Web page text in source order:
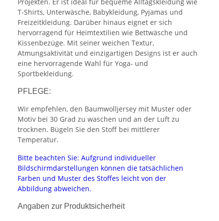
T-Shirts, Unterwäsche, Babykleidung, Pyjamas und
Freizeitkleidung. Darüber hinaus eignet er sich
hervorragend für Heimtextilien wie Bettwäsche und
Kissenbezüge. Mit seiner weichen Textur,
Atmungsaktivität und einzigartigen Designs ist er auch
eine hervorragende Wahl für Yoga- und
Sportbekleidung.
PFLEGE:
Wir empfehlen, den Baumwolljersey mit Muster oder
Motiv bei 30 Grad zu waschen und an der Luft zu
trocknen. Bügeln Sie den Stoff bei mittlerer
Temperatur.
Bitte beachten Sie: Aufgrund individueller
Bildschirmdarstellungen können die tatsächlichen
Farben und Muster des Stoffes leicht von der
Abbildung abweichen.
Angaben zur Produktsicherheit